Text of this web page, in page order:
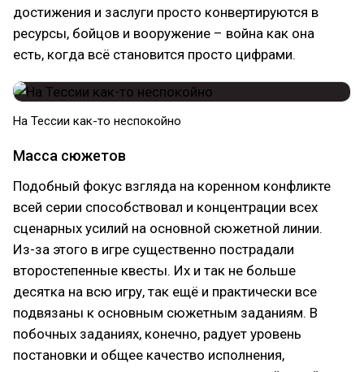
достижения и заслуги просто конвертируются в
ресурсы, бойцов и вооружение – война как она
есть, когда всё становится просто цифрами.
На Тессии как-то неспокойно
Масса сюжетов
Подобный фокус взгляда на коренном конфликте
всей серии способствовал и концентрации всех
сценарных усилий на основной сюжетной линии.
Из-за этого в игре существенно пострадали
второстепенные квесты. Их и так не больше
десятка на всю игру, так ещё и практически все
подвязаны к основным сюжетным заданиям. В
побочных заданиях, конечно, радует уровень
постановки и общее качество исполнения,